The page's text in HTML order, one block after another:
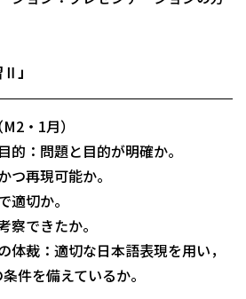
」
・1月）
問題と目的が明確か。
再現可能か。
切か。
できたか。
：適切な日本語表現を用い，
件を備えているか。